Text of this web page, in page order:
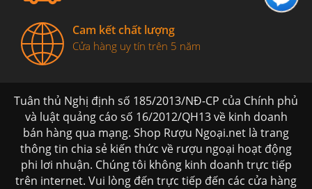
Cam kết chất lượng
Cửa hàng uy tín trên 5 năm
Tuân thủ Nghị định số 185/2013/NĐ-CP của Chính phủ
và luật quảng cáo số 16/2012/QH13 về kinh doanh
bán hàng qua mạng. Shop Rượu Ngoại.net là trang
thông tin chia sẻ kiến thức về rượu ngoại hoạt động
phi lơi nhuận. Chúng tôi không kinh doanh trực tiếp
trên internet. Vui lòng đến trực tiếp đến các cửa hàng